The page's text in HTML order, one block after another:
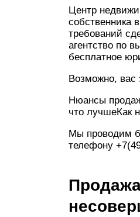
Центр
собственника
требований
агентство по
бесплатное
Возможно, вас
Нюансы
что лучшеКак
Мы проводим
телефону